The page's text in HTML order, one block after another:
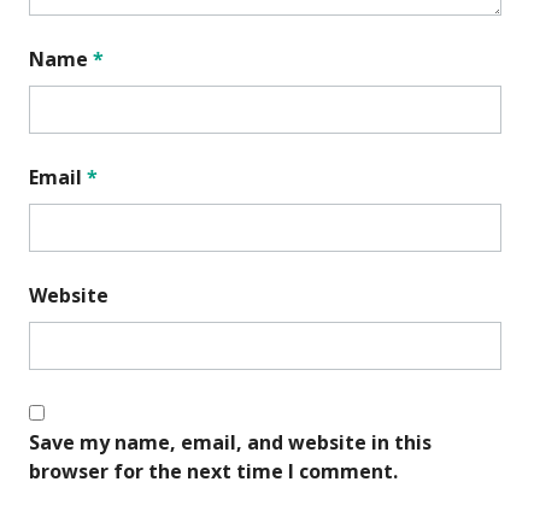
Name *
Email *
Website
Save my name, email, and website in this
browser for the next time I comment.